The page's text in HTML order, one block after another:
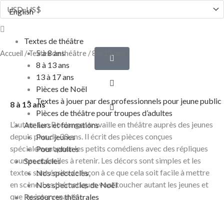
Aller
au
contenu
English
Flyout
Menu
Textes de théâtre
5 à 8 ans
8 à 13 ans
13 à 17 ans
Pièces de Noël
Textes à jouer par des professionnels pour jeune public
Pièces de théâtre pour troupes d’adultes
Ateliers et formations
Pour jeunes
Pour adultes
Spectacles
Nos spectacles
Nos spectacles de Noël
Ressources théâtrales
Accueil /Textes de théâtre / 8 à 13 ans
8 à 13 ans
L’auteur Luc Boulanger travaille en théâtre auprès des jeunes
depuis plus de 30 ans. Il écrit des pièces conçues
spécialement pour les petits comédiens avec des répliques
courtes et faciles à retenir. Les décors sont simples et les
textes sont écrits de façon à ce que cela soit facile à mettre
en scène. Les thématiques vont toucher autant les jeunes et
que les intervenants.